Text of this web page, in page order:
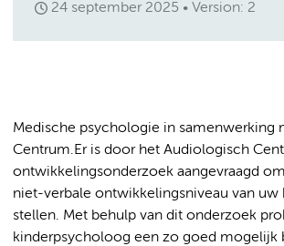
24 september 2025 Version: 2
Medische psychologie in samenwerking
Centrum.Er is door het Audiologisch
ontwikkelingsonderzoek aangevraagd
niet-verbale ontwikkelingsniveau van uw
stellen. Met behulp van dit onderzoek
kinderpsycholoog een zo goed mogelijk